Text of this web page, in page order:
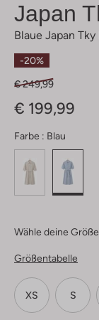
Japan
Blaue Japan
-20%
€ 249,99
€ 199,99
Farbe : Blau
Wähle deine
Größentabelle
XS S